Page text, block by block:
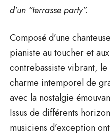
d’un “terrasse party”.
Composé d’une
pianiste au toucher et
contrebassiste vibrant, le
charme intemporel de
avec la nostalgie
Issus de différents
musiciens d’exception